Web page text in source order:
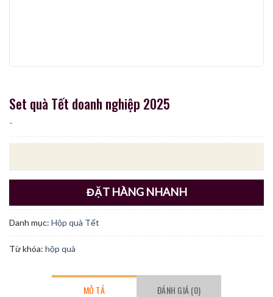
Set quà Tết doanh nghiệp 2025
-
ĐẶT HÀNG NHANH
Danh mục: Hộp quà Tết
Từ khóa: hộp quà
MÔ TẢ ĐÁNH GIÁ (0)